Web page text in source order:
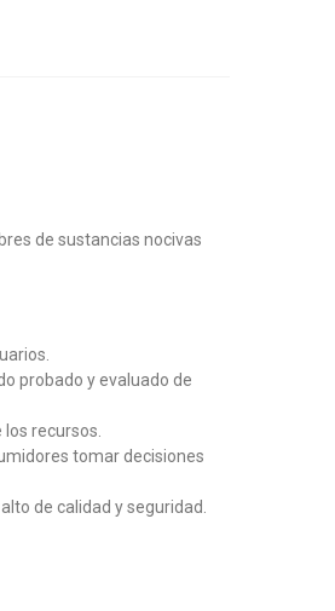
de sustancias nocivas
probado y evaluado de
recursos.
tomar decisiones
de calidad y seguridad.